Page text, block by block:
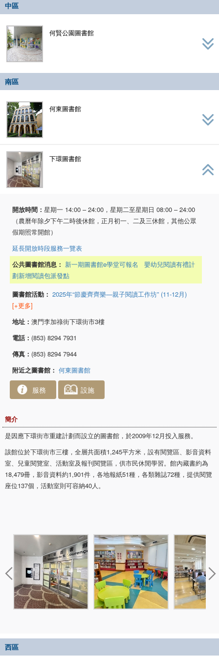
中區
何賢公園圖書館
南區
何東圖書館
下環圖書館
開放時間： 星期一 14:00 – 24:00，星期二至星期日 08:00 – 24:00
（農曆年除夕下午二時後休館，正月初一、二及三休館，其他公眾
假期照常開館）
延長開放時段服務一覽表
公共圖書館消息： 新一期圖書館e學堂可報名
嬰幼兒閱讀有禮計
劃新增閱讀包派發點
圖書館活動： 2025年“節慶齊齊樂—親子閱讀工作坊” (11-12月)
[+更多]
地址： 澳門李加祿街下環街市3樓
電話： (853) 8294 7931
傳真： (853) 8294 7944
附近之圖書館： 何東圖書館
服務 設施
簡介
是因應下環街市重建計劃而設立的圖書館，於2009年12月投入服務。
該館位於下環街市三樓，全層共面積1,245平方米，設有閱覽區、影音資料
室、兒童閱覽室、活動室及報刊閱覽區，供市民休閒學習。館內藏書約為
18,479冊，影音資料約1,901件，各地報紙51種，各類雜誌72種，提供閱覽
座位137個，活動室則可容納40人。
西區